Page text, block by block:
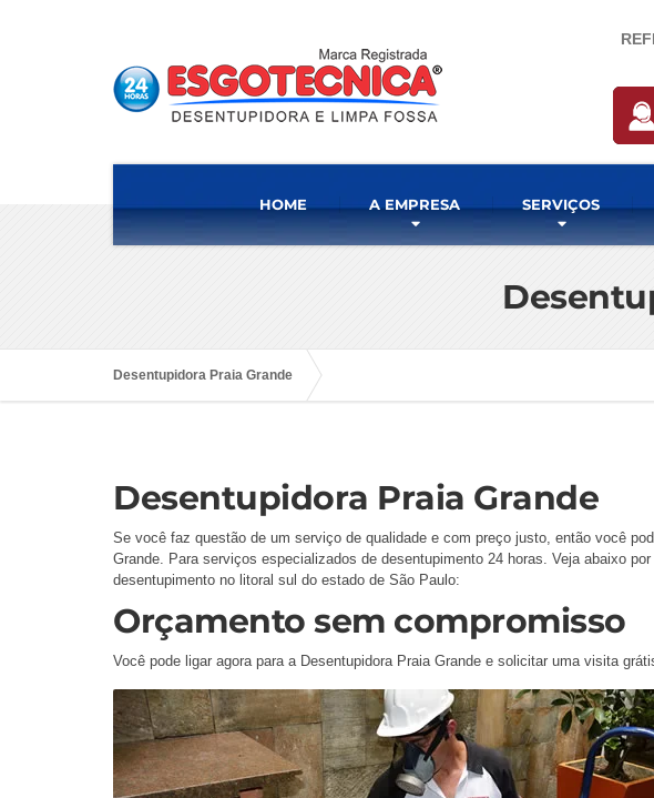
HOME A EMPRESA SERVIÇOS
Desentupidora Praia Grande
Desentupidora Praia Grande
Se você faz questão de um serviço de qualidade e com preço justo, então você
Grande. Para serviços especializados de desentupimento 24 horas. Veja abaixo
desentupimento no litoral sul do estado de São Paulo:
Orçamento sem compromisso
Você pode ligar agora para a Desentupidora Praia Grande e solicitar uma visita